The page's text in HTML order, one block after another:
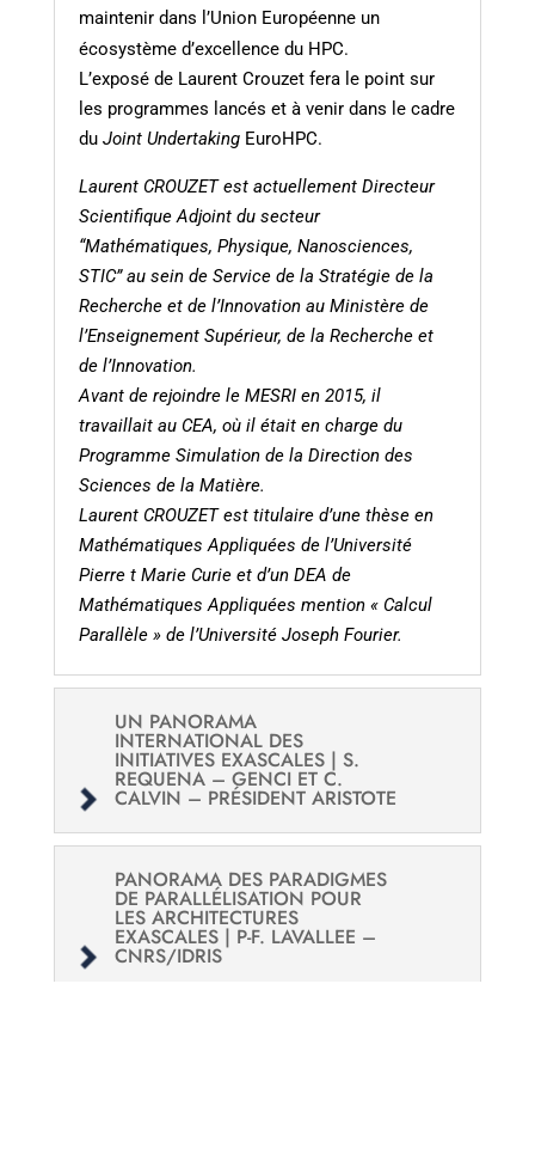
maintenir dans l’Union Européenne un
écosystème d’excellence du HPC.
L’exposé de Laurent Crouzet fera le point sur
les programmes lancés et à venir dans le cadre
du Joint UndertakingEuroHPC.
Laurent CROUZET est actuellement Directeur
Scientifique Adjoint du secteur
“Mathématiques, Physique, Nanosciences,
STIC” au sein de Service de la Stratégie de la
Recherche et de l’Innovation au Ministère de
l’Enseignement Supérieur, de la Recherche et
de l’Innovation.
Avant de rejoindre le MESRI en 2015, il
travaillait au CEA, où il était en charge du
Programme Simulation de la Direction des
Sciences de la Matière.
Laurent CROUZET est titulaire d’une thèse en
Mathématiques Appliquées de l’Université
Pierre t Marie Curie et d’un DEA de
Mathématiques Appliquées mention « Calcul
Parallèle » de l’Université Joseph Fourier.
UN PANORAMA
INTERNATIONAL DES
INITIATIVES EXASCALES | S.
REQUENA – GENCI ET C.
CALVIN – PRÉSIDENT ARISTOTE
PANORAMA DES PARADIGMES
DE PARALLÉLISATION POUR
LES ARCHITECTURES
EXASCALES | P-F. LAVALLEE –
CNRS/IDRIS